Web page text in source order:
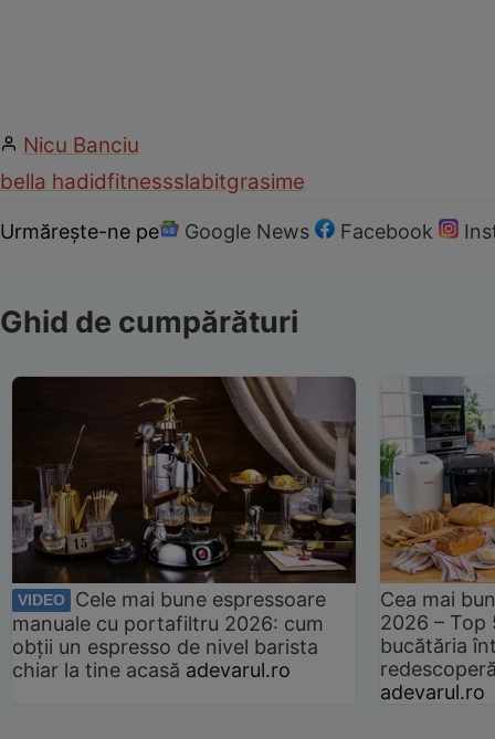
Nicu Banciu
bella hadidfitnessslabitgrasime
Urmărește-ne pe Google News Facebook
Ghid de cumpărături
VIDEO
Cele mai bune espressoare
manuale cu portafiltru 2026: cum
obții un espresso de nivel barista
chiar la tine acasă adevarul.ro
Cea mai
2026 –
bucătăria
adevarul.ro